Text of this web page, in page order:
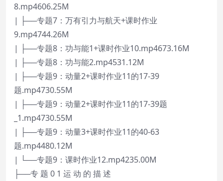
8.mp4606.25M
| ├──专题7：万有引力与航天+课时作业
9.mp4744.26M
| ├──专题8：功与能1+课时作业10.mp4673.16M
| ├──专题8：功与能2.mp4531.12M
| ├──专题9：动量2+课时作业11的17-39
题.mp4730.55M
| ├──专题9：动量2+课时作业11的17-39题
_1.mp4730.55M
| ├──专题9：动量3+课时作业11的40-63
题.mp4480.12M
| └──专题9：课时作业12.mp4235.00M
├──专 题 0 1 运 动 的 描 述